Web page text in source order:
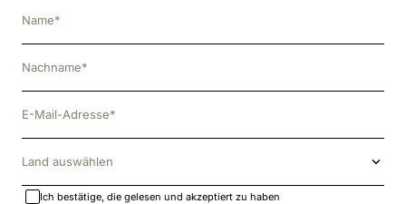
Land auswählen
Ich bestätige, die gelesen und akzeptiert zu haben